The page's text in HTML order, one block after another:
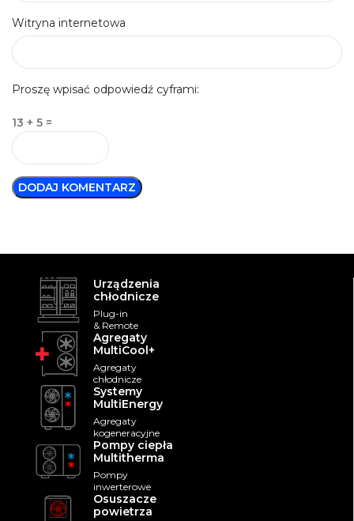
Witryna internetowa
Proszę wpisać odpowiedź cyframi:
13 + 5 =
Urządzenia
chłodnicze
Plug-in
& Remote
Agregaty
MultiCool+
Agregaty
chłodnicze
Systemy
MultiEnergy
Agregaty
kogeneracyjne
Pompy ciepła
Multitherma
Pompy
inwerterowe
Osuszacze
powietrza